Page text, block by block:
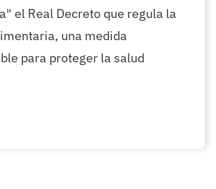
el Real Decreto que regula la
una medida
para proteger la salud